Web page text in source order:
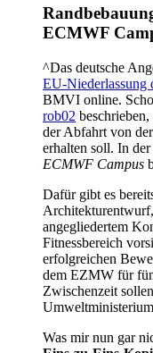
ECMWF
^Das deutsche
EU-Niederlassung
BMVI online.
rob02
der Abfahrt von
erhalten soll. In
ECMWF Campus
Dafür gibt es
angegliedertem
Fitnessbereich
erfolgreichen
dem EZMW für
Zwischenzeit
Was mir nun gar